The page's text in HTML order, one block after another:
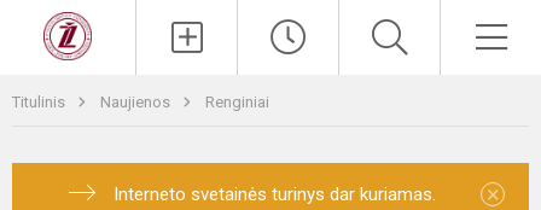
Titulinis Naujienos Renginiai
Interneto svetainės turinys dar kuriamas. ×